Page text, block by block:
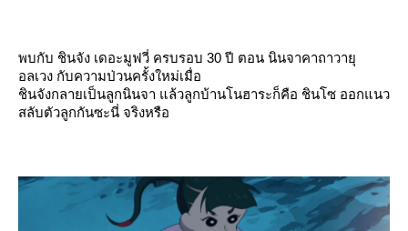
พบกับ ชินจัง เดอะมูฟวี่ ครบรอบ 30 ปี ตอน นินจาคาถาวายุ
อลเวง กับความป่วนครั้งใหม่เมื่อ
ชินจังกลายเป็นลูกนินจา แล้วลูกบ้านโนฮาระก็คือ ชินโซ ออกแนว
สลับตัวลูกกันซะนี่ จริงหรือ